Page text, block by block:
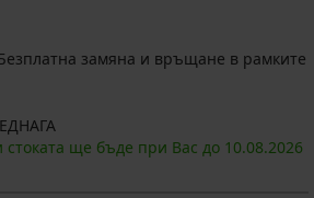
замяна и връщане в рамките
ще бъде при Вас до 10.08.2026